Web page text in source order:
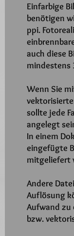
Einfarbige
benötigen
ppi.
auch diese
mindestens
Wenn Sie
sollte jede
angelegt
In einem
eingefügte
mitgeliefert
Andere
Auflösung
Aufwand
bzw.